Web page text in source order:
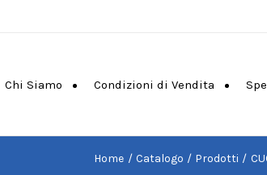
Chi Siamo Condizioni di Vendita
Home Catalogo Prodotti